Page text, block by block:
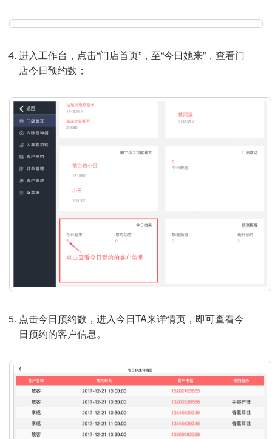
进入工作台，点击“门店首页”，至“今日她来”，查看门
店今日预约数；
点击今日预约数，进入今日TA来详情页，即可查看今
日预约的客户信息。